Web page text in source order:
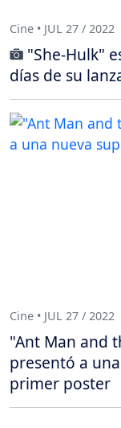
Cine • JUL 27 / 2022
"She-Hulk"
días de su
Cine • JUL 27 / 2022
"Ant Man and
presentó a
primer poster